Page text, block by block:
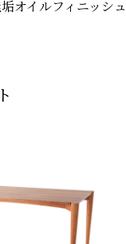
オイルフィニッシュ